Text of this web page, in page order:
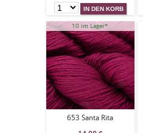
10 im Lager*
653 Santa Rita